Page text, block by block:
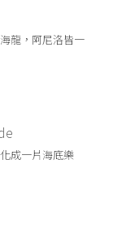
龍，阿尼洛皆一
成一片海底樂